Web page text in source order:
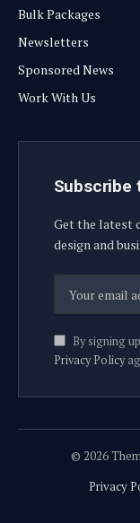
Bulk Packages
Newsletters
Sponsored News
Work With Us
Subscribe
Get the latest
design and
By signing
Privacy Policy
© 2026
Privacy